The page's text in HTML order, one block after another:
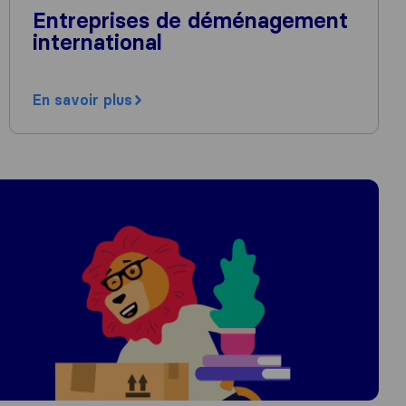
Entreprises de déménagement
international
En savoir plus